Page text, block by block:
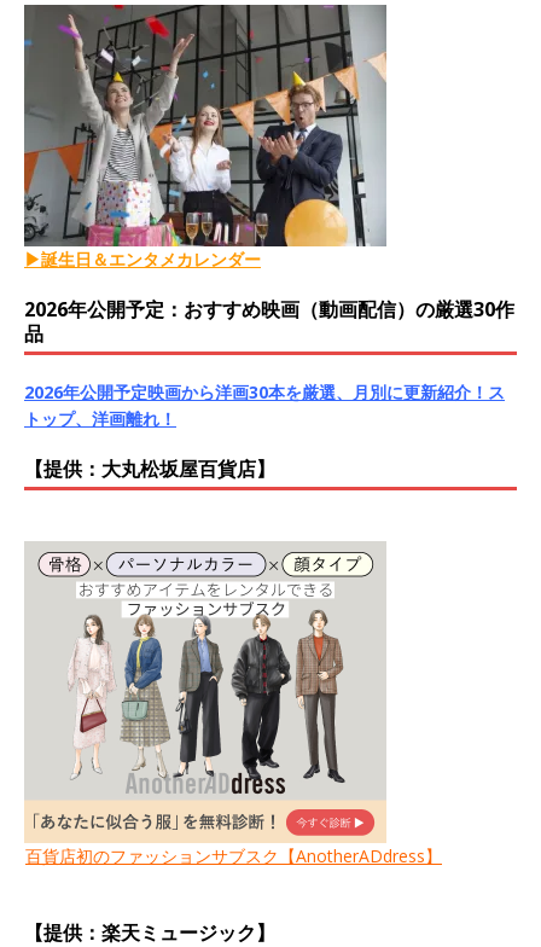
▶誕生日＆エンタメカレンダー
2026年公開予定：おすすめ映画（動画配信）の厳選30作
品
2026年公開予定映画から洋画30本を厳選、月別に更新紹介！ス
トップ、洋画離れ！
【提供：大丸松坂屋百貨店】
百貨店初のファッションサブスク【AnotherADdress】
【提供：楽天ミュージック】